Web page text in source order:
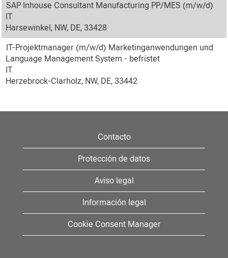
SAP Inhouse Consultant Manufacturing PP/MES (m/w/d)
IT
Harsewinkel, NW, DE, 33428
IT-Projektmanager (m/w/d) Marketinganwendungen und
Language Management System - befristet
IT
Herzebrock-Clarholz, NW, DE, 33442
Contacto
Protección de datos
Aviso legal
Información legal
Cookie Consent Manager